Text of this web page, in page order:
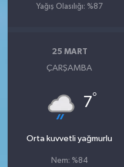
Yağış Olasılığı: %87
25 MART
ÇARŞAMBA
7°
Orta kuvvetli yağmurlu
Nem: %84